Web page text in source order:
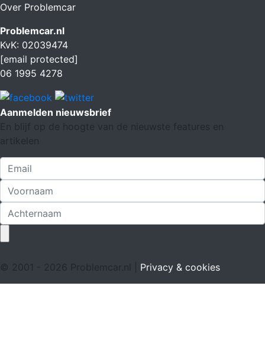
Over Problemcar
Problemcar.nl
KvK: 02039474
[email protected]
06 1995 4278
Aanmelden nieuwsbrief
En blijf op de hoogte van de nieuwste features en
artikelen
© 2001 - 2026 Problemcar.nl | Privacy & cookies